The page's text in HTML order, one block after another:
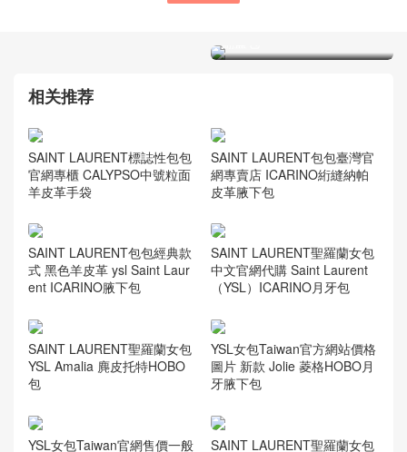
專櫃 kate 最新尺寸 黑白拼
YSL聖羅蘭品牌是輕奢還是
相关推荐
SAINT LAURENT標誌性包包
官網專櫃 CALYPSO中號粒面
羊皮革手袋
SAINT LAURENT包包臺灣官
網專賣店 ICARINO絎縫納帕
皮革腋下包
SAINT LAURENT包包經典款
式 黑色羊皮革 ysl Saint Laur
ent ICARINO腋下包
SAINT LAURENT聖羅蘭女包
中文官網代購 Saint Laurent
（YSL）ICARINO月牙包
SAINT LAURENT聖羅蘭女包
YSL Amalia 麂皮托特HOBO
包
YSL女包Taiwan官方網站價格
圖片 新款 Jolie 菱格HOBO月
牙腋下包
YSL女包Taiwan官網售價一般
SAINT LAURENT聖羅蘭女包